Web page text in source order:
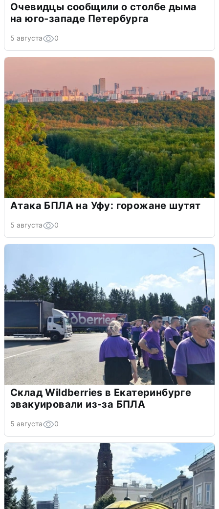
Очевидцы сообщили о столбе дыма
на юго-западе Петербурга
5 августа 0
Атака БПЛА на Уфу: горожане шутят
5 августа 0
Склад Wildberries в Екатеринбурге
эвакуировали из-за БПЛА
5 августа 0